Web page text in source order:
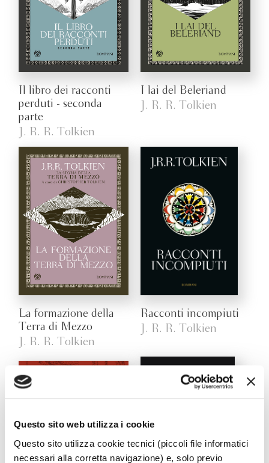
Questo sito web utilizza i cookie
Questo sito utilizza cookie tecnici (piccoli file informatici
necessari alla corretta navigazione) e, solo previo
Il libro dei racconti
perduti - seconda
parte
J. R. R. Tolkien
I lai del Beleriand
J. R. R. Tolkien
La formazione della
Terra di Mezzo
J. R. R. Tolkien
Racconti incompiuti
J. R. R. Tolkien